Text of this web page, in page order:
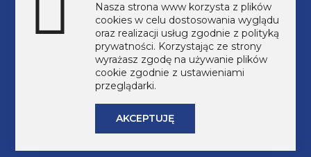
KRS: 0000518569
Kapitał zakładowy: 480.000 PLN
Copyright © 2026 Lab Consulting – współpraca polskich i
Prywatności
Nasza strona www korzysta z plików
cookies w celu dostosowania wyglądu
oraz realizacji usług zgodnie zpolityką
prywatności. Korzystając ze strony
wyrażasz zgodę na używanie plików
cookie zgodnie z ustawieniami
przeglądarki.
AKCEPTUJĘ